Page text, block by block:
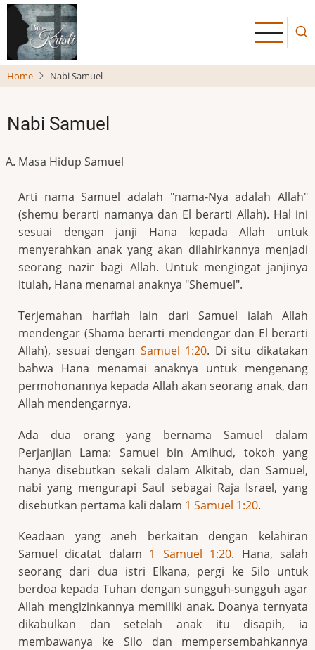
Skip
main
content
Home Nabi Samuel
Nabi Samuel
Masa Hidup Samuel
Arti nama Samuel adalah "nama-Nya adalah Allah"
(shemu berarti namanya dan El berarti Allah). Hal ini
sesuai dengan janji Hana kepada Allah untuk
menyerahkan anak yang akan dilahirkannya menjadi
seorang nazir bagi Allah. Untuk mengingat janjinya
itulah, Hana menamai anaknya "Shemuel".
Terjemahan harfiah lain dari Samuel ialah Allah
mendengar (Shama berarti mendengar dan El berarti
Allah), sesuai dengan Samuel 1:20. Di situ dikatakan
bahwa Hana menamai anaknya untuk mengenang
permohonannya kepada Allah akan seorang anak, dan
Allah mendengarnya.
Ada dua orang yang bernama Samuel dalam
Perjanjian Lama: Samuel bin Amihud, tokoh yang
hanya disebutkan sekali dalam Alkitab, dan Samuel,
nabi yang mengurapi Saul sebagai Raja Israel, yang
disebutkan pertama kali dalam 1 Samuel 1:20.
Keadaan yang aneh berkaitan dengan kelahiran
Samuel dicatat dalam 1 Samuel 1:20. Hana, salah
seorang dari dua istri Elkana, pergi ke Silo untuk
berdoa kepada Tuhan dengan sungguh-sungguh agar
Allah mengizinkannya memiliki anak. Doanya ternyata
dikabulkan dan setelah anak itu disapih, ia
membawanya ke Silo dan mempersembahkannya